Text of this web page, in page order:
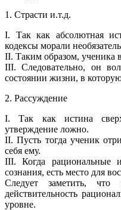
1. Страсти и.т.д.
I. Так как абсолютная
кодексы морали
II. Таким образом, ученика
III. Следовательно, он
состоянии жизни, в
2. Рассуждение
I. Так как истина
утверждение ложно.
II. Пусть тогда ученик
себя ему.
III. Когда рациональные
сознания, есть место для
Следует заметить, что
действительность
уровне.